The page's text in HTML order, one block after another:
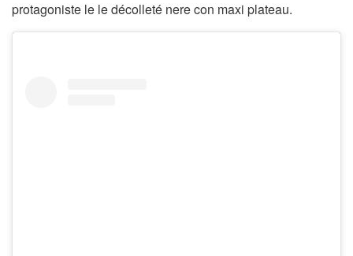
protagoniste le le décolleté nere con maxi plateau.